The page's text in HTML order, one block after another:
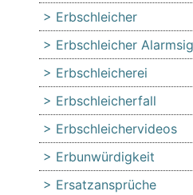
Erbschleicher
Erbschleicher
Erbschleicherei
Erbschleicherfall
Erbschleichervideos
Erbunwürdigkeit
Ersatzansprüche